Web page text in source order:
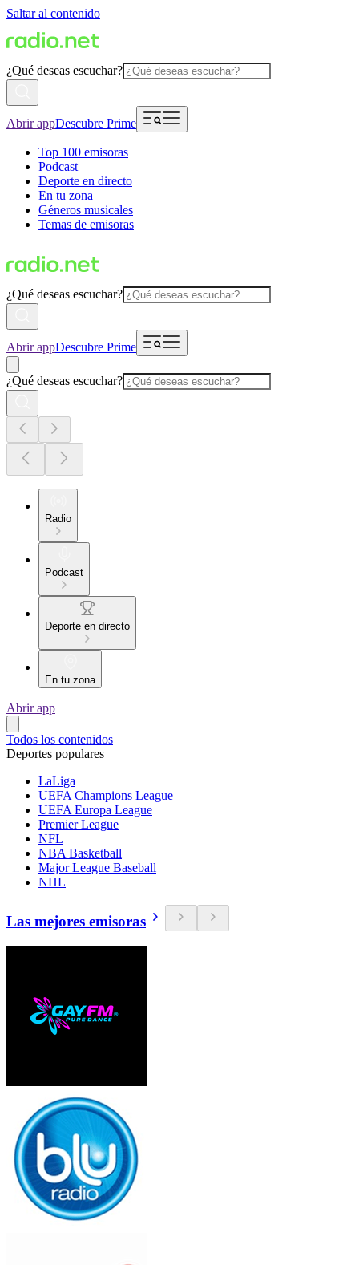
Saltar al contenido
¿Qué deseas escuchar?
Abrir appDescubre Prime
Top 100 emisoras
Podcast
Deporte en directo
En tu zona
Géneros musicales
Temas de emisoras
¿Qué deseas escuchar?
Abrir appDescubre Prime
¿Qué deseas escuchar?
Radio
Podcast
Deporte en directo
En tu zona
Abrir app
Todos los contenidos
Deportes populares
LaLiga
UEFA Champions League
UEFA Europa League
Premier League
NFL
NBA Basketball
Major League Baseball
NHL
Las mejores emisoras